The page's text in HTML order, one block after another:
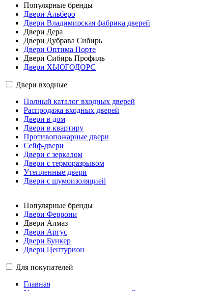
Популярные бренды
Двери Альберо
Двери Владимирская фабрика дверей
Двери Дера
Двери Дубрава Сибирь
Двери Оптима Порте
Двери Сибирь Профиль
Двери ХЬЮГОДОРС
Двери входные
Полный каталог входных дверей
Распродажа входных дверей
Двери в дом
Двери в квартиру
Противопожарные двери
Сейф-двери
Двери с зеркалом
Двери с терморазрывом
Утепленные двери
Двери с шумоизоляцией
Популярные бренды
Двери Феррони
Двери Алмаз
Двери Аргус
Двери Бункер
Двери Центурион
Для покупателей
Главная